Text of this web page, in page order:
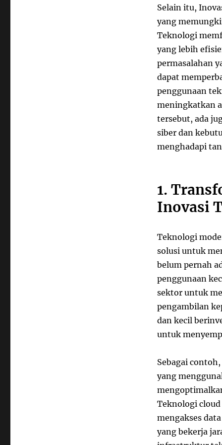
Selain itu,
yang
Teknologi
yang lebih
permasalahan
dapat
penggunaan
meningkatkan
tersebut, ada
siber dan
menghadapi
1.
Inovasi
Teknologi
solusi untuk
belum pernah
penggunaan
sektor untuk
pengambilan
dan kecil
untuk
Sebagai
yang
Teknologi
mengakses
yang bekerja